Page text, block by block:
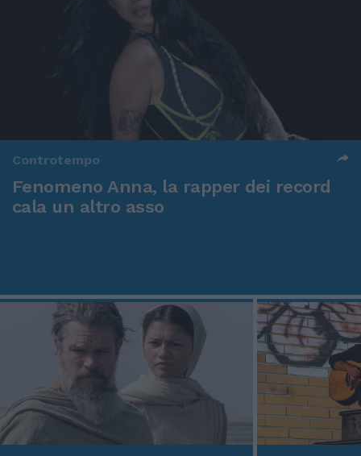
Controtempo
Fenomeno Anna, la rapper dei record
cala un altro asso